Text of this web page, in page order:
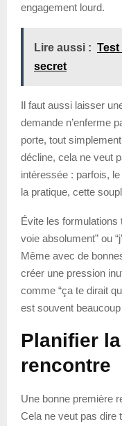
engagement lourd.
Lire aussi : Test
secret
Il faut aussi laisser
demande n’enferme
porte, tout
décline, cela ne veut
intéressée : parfois,
la pratique, cette
Évite les formulations
voie absolument” ou
Même avec de
créer une pression
comme “ça te dirait
est souvent
Planifier
rencontre
Une bonne première
Cela ne veut pas dire